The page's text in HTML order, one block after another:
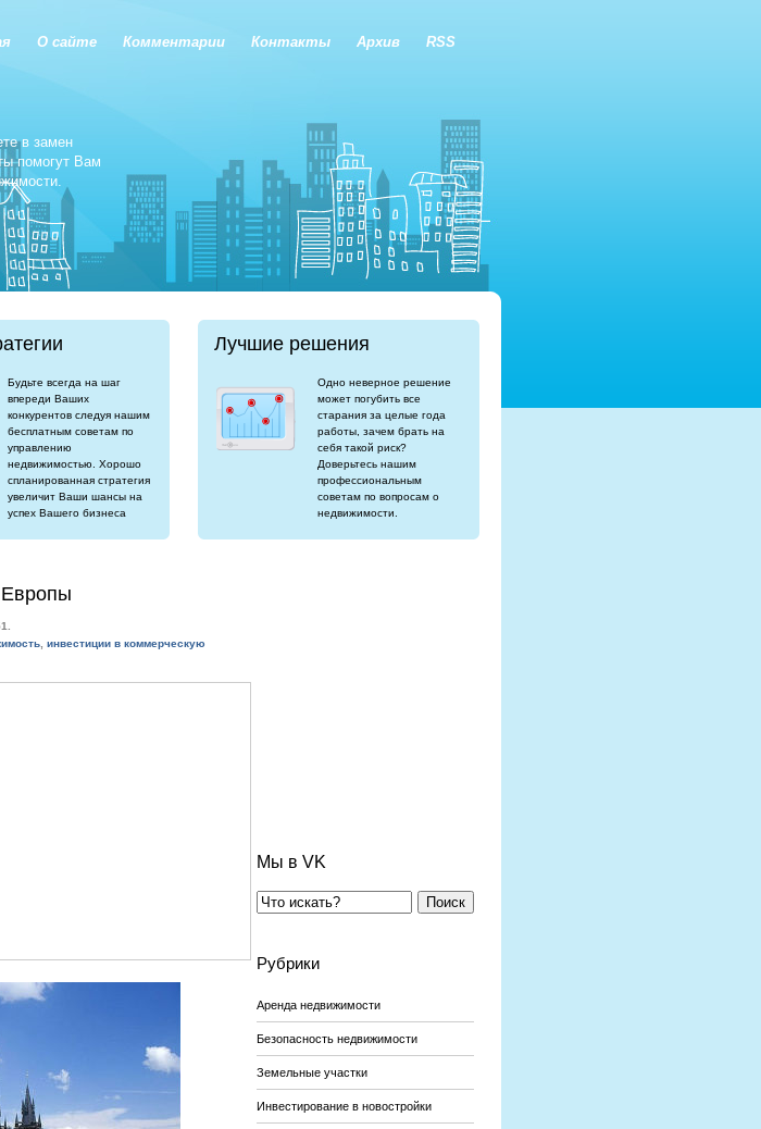
О сайте Комментарии Контакты Архив RSS
в замен
помогут Вам
Будьте всегда на шаг
впереди Ваших
конкурентов следуя нашим
бесплатным советам по
управлению
недвижимостью. Хорошо
спланированная стратегия
увеличит Ваши шансы на
успех Вашего бизнеса
Лучшие решения
Одно неверное решение
может погубить все
старания за целые года
работы, зачем брать на
себя такой риск?
Доверьтесь нашим
профессиональным
советам по вопросам о
недвижимости.
Европы
, инвестиции в коммерческую
Мы в VK
Поиск
Рубрики
Аренда недвижимости
Безопасность недвижимости
Земельные участки
Инвестирование в новостройки